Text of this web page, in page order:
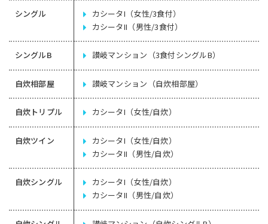
シングル
カシータI（女性/3食付）
カシータII（男性/3食付）
シングルB 讃岐マンション（3食付シングルB）
自炊相部屋 讃岐マンション（自炊相部屋）
自炊トリプル カシータI（女性/自炊）
自炊ツイン
カシータI（女性/自炊）
カシータII（男性/自炊）
自炊シングル
カシータI（女性/自炊）
カシータII（男性/自炊）